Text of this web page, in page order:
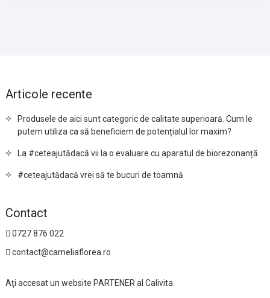
Articole recente
Produsele de aici sunt categoric de calitate superioară. Cum le
putem utiliza ca să beneficiem de potențialul lor maxim?
La #ceteajutădacă vii la o evaluare cu aparatul de biorezonanță
#ceteajutădacă vrei să te bucuri de toamnă
Contact
0727 876 022
contact@cameliaflorea.ro
Aţi accesat un website PARTENER al Calivita.